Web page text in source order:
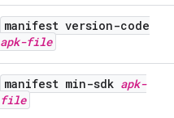
manifest version-code
apk-file
manifest min-sdk apk-
file